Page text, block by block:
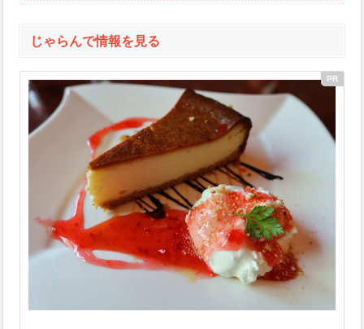
じゃらんで情報を見る